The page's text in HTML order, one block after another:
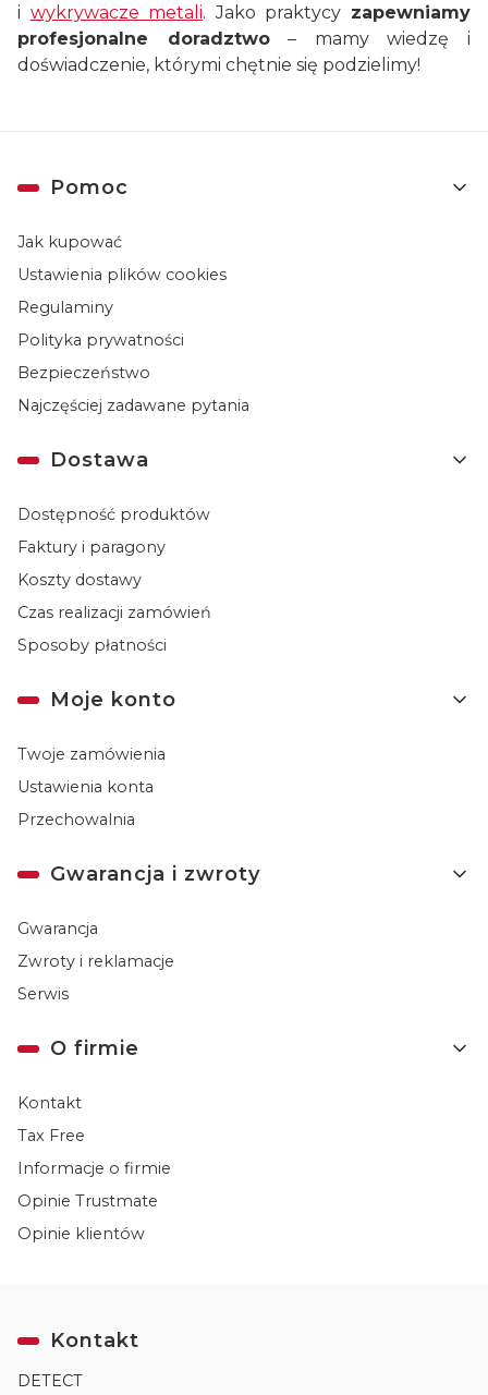
i wykrywacze metali. Jako praktycy zapewniamy
profesjonalne doradztwo– mamy wiedzę i
doświadczenie, którymi chętnie się podzielimy!
Linki w stopce
Pomoc
Jak kupować
Ustawienia plików cookies
Regulaminy
Polityka prywatności
Bezpieczeństwo
Najczęściej zadawane pytania
Dostawa
Dostępność produktów
Faktury i paragony
Koszty dostawy
Czas realizacji zamówień
Sposoby płatności
Moje konto
Twoje zamówienia
Ustawienia konta
Przechowalnia
Gwarancja i zwroty
Gwarancja
Zwroty i reklamacje
Serwis
O firmie
Kontakt
Tax Free
Informacje o firmie
Opinie Trustmate
Opinie klientów
Kontakt
DETECT